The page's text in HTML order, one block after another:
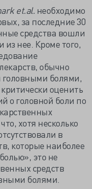
et.al. необходимо
за последние 30
средства вошли
нее. Кроме того,
обычно
болями,
оценить
о головной боли по
хотя несколько
в
которые наиболее
это не
средств
болями.